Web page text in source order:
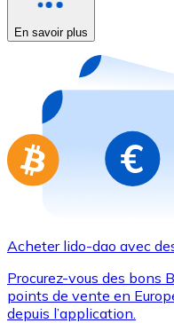
Nouveau
Achetez des
Aller à la boutique
En savoir plus
Acheter lido-dao avec
Procurez-vous des bons
points de vente en
depuis l’application.